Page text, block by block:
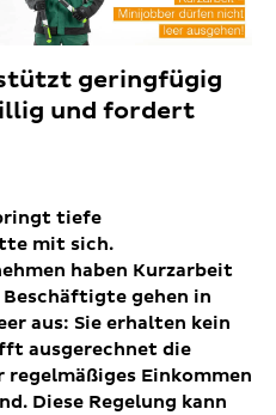
geringfügig
und fordert
tiefe
mit sich.
haben Kurzarbeit
gehen in
aus: Sie erhalten kein
ausgerechnet die
Einkommen
Diese Regelung kann